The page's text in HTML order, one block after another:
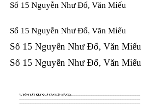
Số 15 Nguyễn Như Đổ, Văn Miếu
Số 15 Nguyễn Như Đổ, Văn Miếu​​​​
Số 15 Nguyễn Như Đổ, Văn Miếu​​​​
Số 15 Nguyễn Như Đổ, Văn Miếu​​​​